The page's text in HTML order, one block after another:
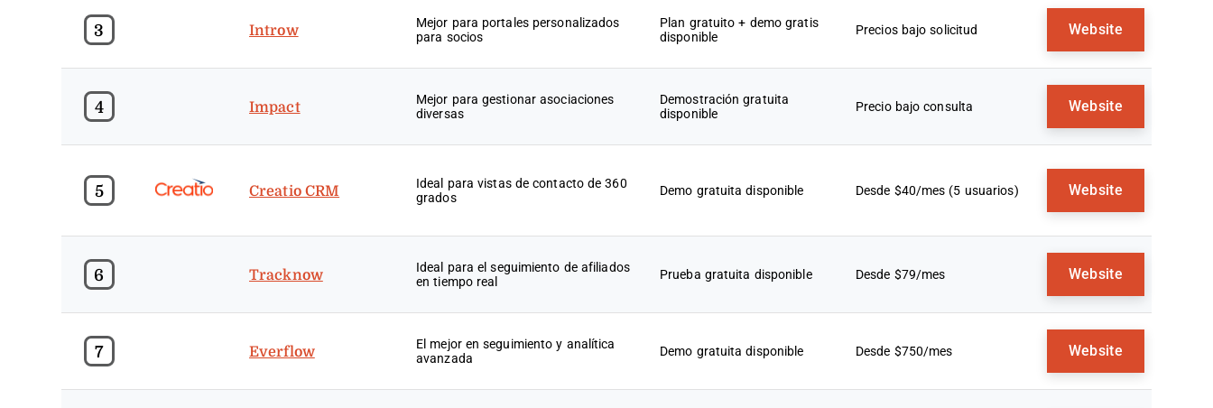
3 Introw
Mejor para portales personalizados
para socios
Plan gratuito + demo gratis
disponible
Precios bajo solicitud Website
4 Impact
Mejor para gestionar asociaciones
diversas
Demostración gratuita
disponible
Precio bajo consulta Website
5 Creatio CRM
Ideal para vistas de contacto de 360
grados
Demo gratuita disponible Desde $40/mes (5 usuarios) Website
6 Tracknow
Ideal para el seguimiento de afiliados
en tiempo real
Prueba gratuita disponible Desde $79/mes Website
7 Everflow
El mejor en seguimiento y analítica
avanzada
Demo gratuita disponible Desde $750/mes Website